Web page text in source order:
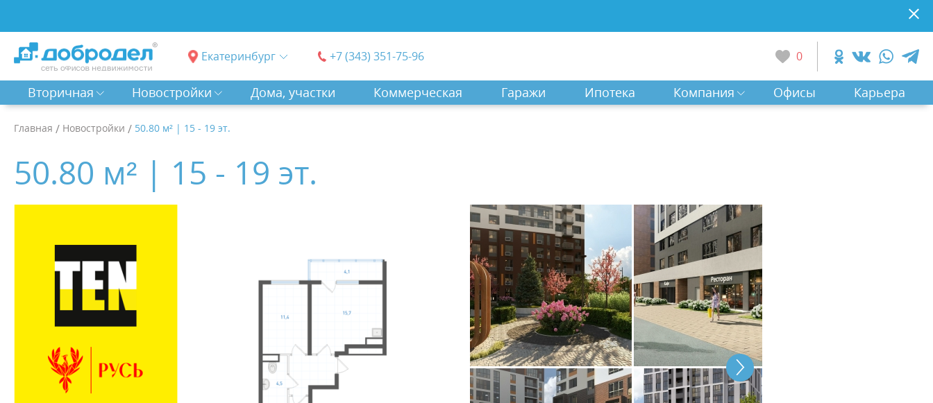
Екатеринбург +7 (343) 351-75-96 0
Вторичная Новостройки Дома, участки Коммерческая Гаражи Ипотека Компания Офисы Карьера
Главная / Новостройки / 50.80 м² | 15 - 19 эт.
50.80 м² | 15 - 19 эт.